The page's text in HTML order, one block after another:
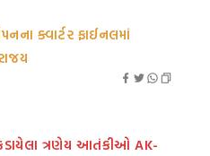
ક્વાર્ટર ફાઈનલમાં
ત્રણેય આતંકીઓ AK-